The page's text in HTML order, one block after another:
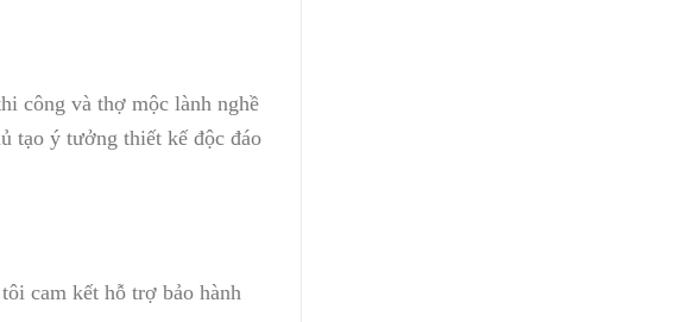
công và thợ mộc lành nghề
tạo ý tưởng thiết kế độc đáo
cam kết hỗ trợ bảo hành